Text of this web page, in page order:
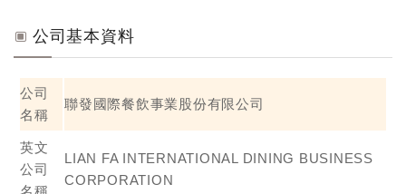
公司基本資料
公司
名稱
聯發國際餐飲事業股份有限公司
英文
公司
LIAN FA INTERNATIONAL DINING BUSINESS
CORPORATION